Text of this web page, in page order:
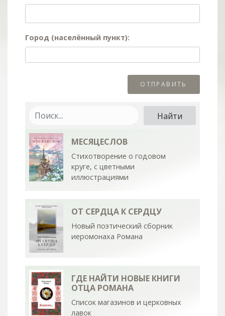
Город (населённый пункт):
МЕСЯЦЕСЛОВ
Стихотворение о годовом
круге, с цветными
иллюстрациями
ОТ СЕРДЦА К СЕРДЦУ
Новый поэтический сборник
иеромонаха Романа
ГДЕ НАЙТИ НОВЫЕ КНИГИ
ОТЦА РОМАНА
Список магазинов и церковных
лавок